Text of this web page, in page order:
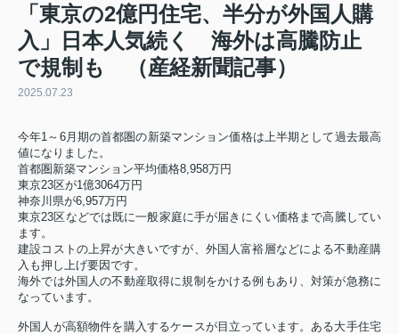
「東京の2億円住宅、半分が外国人購
入」日本人気続く 海外は高騰防止
で規制も （産経新聞記事）
2025.07.23
今年1～6月期の首都圏の新築マンション価格は上半期として過去最高
値になりました。
首都圏新築マンション平均価格8,958万円
東京23区が1億3064万円
神奈川県が6,957万円
東京23区などでは既に一般家庭に手が届きにくい価格まで高騰してい
ます。
建設コストの上昇が大きいですが、外国人富裕層などによる不動産購
入も押し上げ要因です。
海外では外国人の不動産取得に規制をかける例もあり、対策が急務に
なっています。
外国人が高額物件を購入するケースが目立っています。ある大手住宅